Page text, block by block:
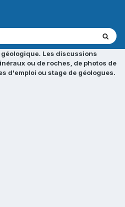
Les discussions
ou de roches, de photos de
d'emploi ou stage de géologues.